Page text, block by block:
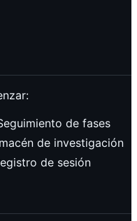
de fases
de investigación
de sesión